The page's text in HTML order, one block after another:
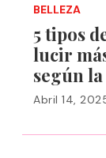
BELLEZA
5 tipos
lucir
según
Abril 14,